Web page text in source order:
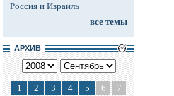
Россия и Израиль
все темы
АРХИВ
1 2 3 4 5 6
7